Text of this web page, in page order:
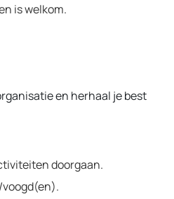
is welkom.
en herhaal je best
doorgaan.